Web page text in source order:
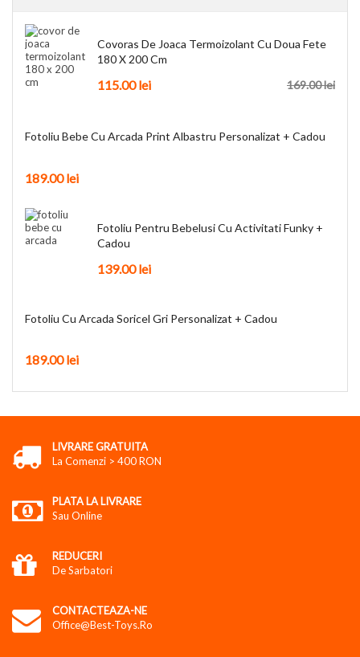
Covoras De Joaca Termoizolant Cu Doua Fete
180 X 200 Cm
169.00lei
115.00lei
Fotoliu Bebe Cu Arcada Print Albastru Personalizat + Cadou
189.00lei
Fotoliu Pentru Bebelusi Cu Activitati Funky +
Cadou
139.00lei
Fotoliu Cu Arcada Soricel Gri Personalizat + Cadou
189.00lei
LIVRARE GRATUITA
La Comenzi > 400 RON
PLATA LA LIVRARE
Sau Online
REDUCERI
De Sarbatori
CONTACTEAZA-NE
Office@best-Toys.ro